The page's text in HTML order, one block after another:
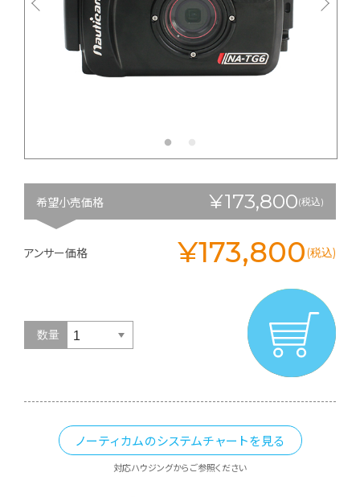
希望小売価格 ¥173,800(税込)
アンサー価格 ¥173,800 (税込)
数量
ノーティカムのシステムチャートを見る
対応ハウジングからご参照ください